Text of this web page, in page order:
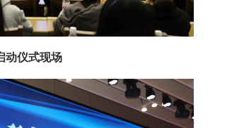
动仪式现场